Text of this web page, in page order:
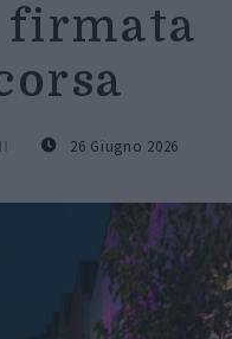
firmata
26 Giugno 2026